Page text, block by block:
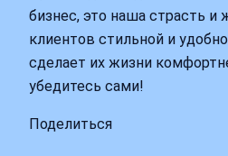
бизнес, это наша страсть и
клиентов стильной и
сделает их жизни
убедитесь сами!
Поделиться